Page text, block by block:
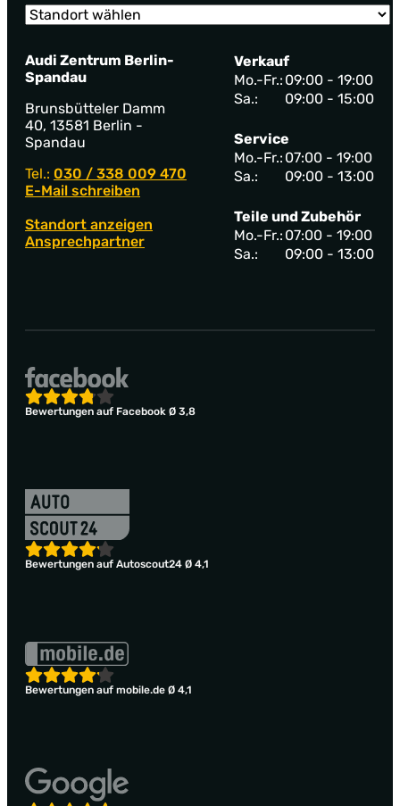
Audi Zentrum Berlin-
Spandau
Brunsbütteler Damm
40, 13581 Berlin -
Spandau
Tel.: 030 / 338 009 470
E-Mail schreiben
Standort anzeigen
Ansprechpartner
Verkauf
Mo.-Fr.: 09:00 - 19:00
Sa.:
09:00 - 15:00
Service
Mo.-Fr.: 07:00 - 19:00
Sa.:
09:00 - 13:00
Teile und Zubehör
Mo.-Fr.: 07:00 - 19:00
Sa.:
09:00 - 13:00
Bewertungen auf Facebook Ø 3,8
Bewertungen auf Autoscout24 Ø 4,1
Bewertungen auf mobile.de Ø 4,1